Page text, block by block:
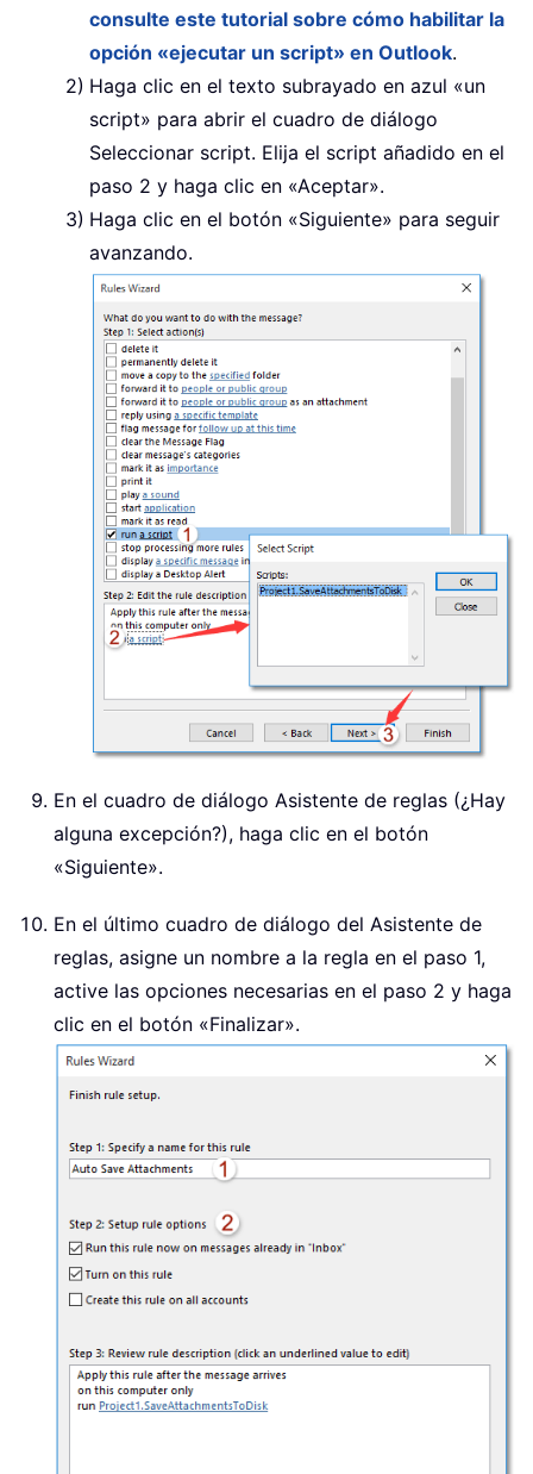
consulte este tutorial sobre cómo habilitar la
opción «ejecutar un script» en Outlook.
Haga clic en el texto subrayado en azul «un
script» para abrir el cuadro de diálogo
Seleccionar script. Elija el script añadido en el
paso 2 y haga clic en «Aceptar».
Haga clic en el botón «Siguiente» para seguir
avanzando.
En el cuadro de diálogo Asistente de reglas (¿Hay
alguna excepción?), haga clic en el botón
«Siguiente».
En el último cuadro de diálogo del Asistente de
reglas, asigne un nombre a la regla en el paso 1,
active las opciones necesarias en el paso 2 y haga
clic en el botón «Finalizar».